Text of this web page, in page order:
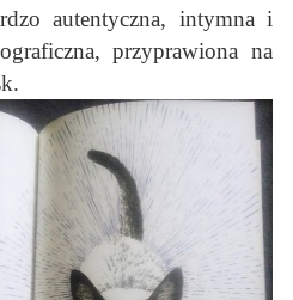
autentyczna, intymna i
przyprawiona na